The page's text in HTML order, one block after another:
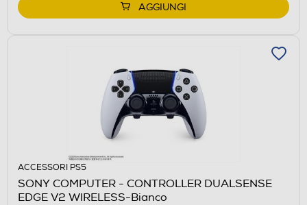
AGGIUNGI
ACCESSORI PS5
SONY COMPUTER - CONTROLLER DUALSENSE
EDGE V2 WIRELESS-Bianco